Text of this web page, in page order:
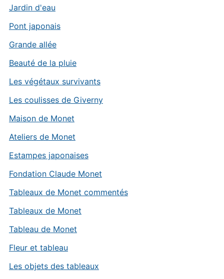
Jardin d'eau
Pont japonais
Grande allée
Beauté de la pluie
Les végétaux survivants
Les coulisses de Giverny
Maison de Monet
Ateliers de Monet
Estampes japonaises
Fondation Claude Monet
Tableaux de Monet commentés
Tableaux de Monet
Tableau de Monet
Fleur et tableau
Les objets des tableaux